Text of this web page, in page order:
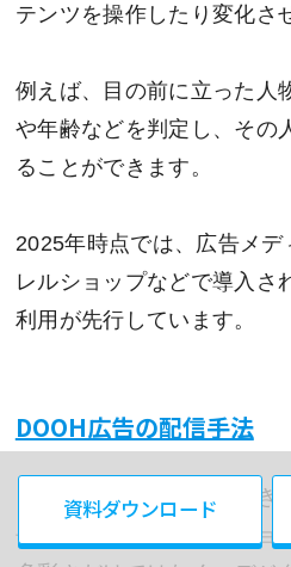
テンツを操作したり変化さ
例えば、目の前に立った人
や年齢などを判定し、その
ることができます。
2025年時点では、広告メ
レルショップなどで導入さ
利用が先行しています。
DOOH広告の配信手法
ここまでの解説で触れてき
長は、動画・アニメーショ
資料ダウンロード